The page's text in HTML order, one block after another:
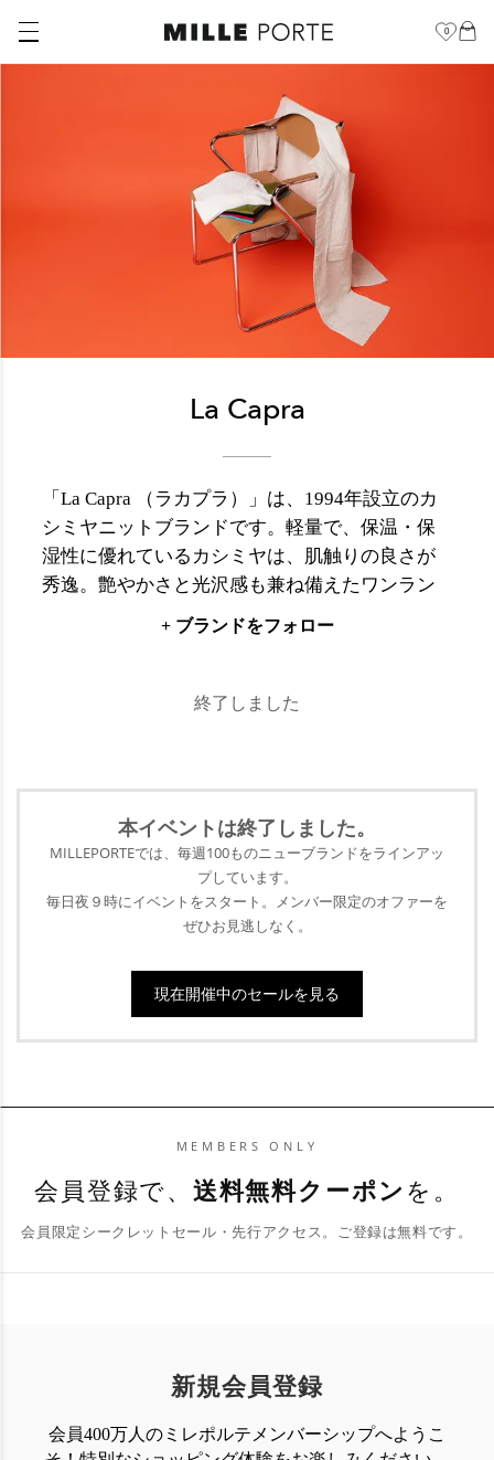
0
La Capra
「La Capra （ラカプラ）」は、1994年設立のカ
シミヤニットブランドです。軽量で、保温・保
湿性に優れているカシミヤは、肌触りの良さが
秀逸。艶やかさと光沢感も兼ね備えたワンラン
ク上の素材です。その素材感を存分に生かしつ
つも着心地にもこだわった「La Capra 」のニッ
が中心のラインナップ。カシミヤを纏うという
ールにこだわったデザインのベーシックライン
のほか、高級感ある柄編みを取り入れたニット
コート、マフラーやストール、ボトムスに至る
まで、カシミヤでのトータルコーディネートが
叶います。
+ ブランドをフォロー
終了しました
本イベントは終了 しました。
MILLEPORTEでは、毎週100ものニューブランドをラインアッ
プしています。
毎日夜９時にイベントをスタート。メンバー限定のオファーを
ぜひお見逃しなく。
現在開催中のセールを見る
MEMBERS ONLY
会員登録で、 送料無料クーポン を。
会員限定シークレットセール・先行アクセス。ご登録は無料です。
新規会員登録
会員400万人のミレポルテメンバーシップへようこ